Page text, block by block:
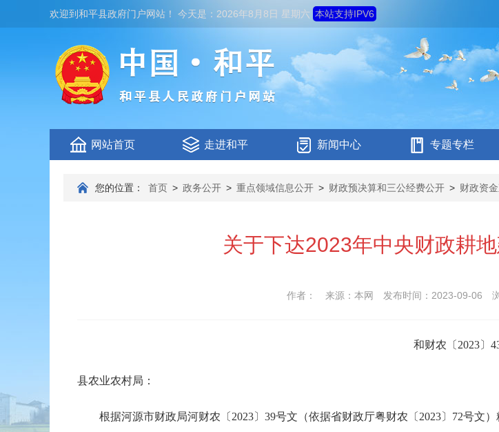
欢迎到和平县政府门户网站 ！ 今天是： 2026年8月8日 星期六 本站支持IPV6
网站首页 走进和平 新闻中心 专题专栏
您的位置： 首页 > 政务公开 > 重点领域信息公开 > 财政预决算和三公经费公开 > 财政资
关于下达2023年中央财政耕
作者： 来源：本网 发布时间：2023-09-06
和财农〔2023〕
县农业农村局：
根据河源市财政局河财农〔2023〕39号文（依据省财政厅粤财农〔2023〕72号文